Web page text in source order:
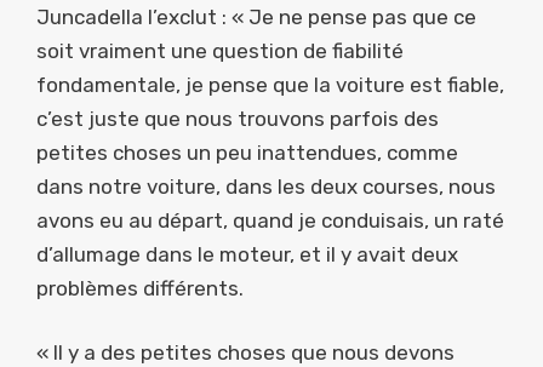
Juncadella l’exclut : « Je ne pense pas que ce
soit vraiment une question de fiabilité
fondamentale, je pense que la voiture est fiable,
c’est juste que nous trouvons parfois des
petites choses un peu inattendues, comme
dans notre voiture, dans les deux courses, nous
avons eu au départ, quand je conduisais, un raté
d’allumage dans le moteur, et il y avait deux
problèmes différents.
« Il y a des petites choses que nous devons